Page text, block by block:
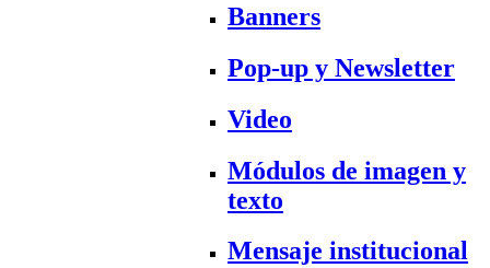
Banners
Pop-up y Newsletter
Video
Módulos de imagen y
texto
Mensaje institucional